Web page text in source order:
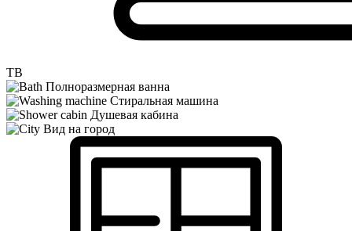
ТВ
Полноразмерная ванна
Стиральная машина
Душевая кабина
Вид на город